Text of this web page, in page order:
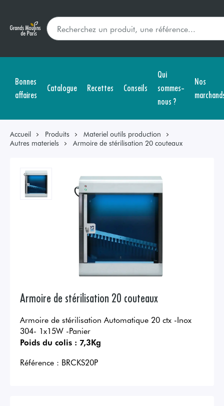
Bonnes
affaires
Catalogue Recettes Conseils
Qui
sommes-
nous ?
Nos
Accueil Produits
Materiel outils production
Autres materiels
Armoire de stérilisation 20 couteaux
Armoire de stérilisation 20 couteaux
Armoire de stérilisation Automatique 20 ctx -Inox
304- 1x15W -Panier
Poids du colis : 7,3Kg
Référence : BRCKS20P